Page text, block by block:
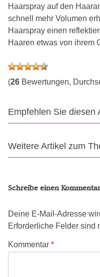
Haarspray auf den
schnell mehr Volumen
Haarspray einen
Haaren etwas von ihrem
(26 Bewertungen,
Empfehlen Sie diesen
Weitere Artikel zum
Schreibe einen Kommentar
Deine E-Mail-Adresse
Erforderliche Felder sind
Kommentar *